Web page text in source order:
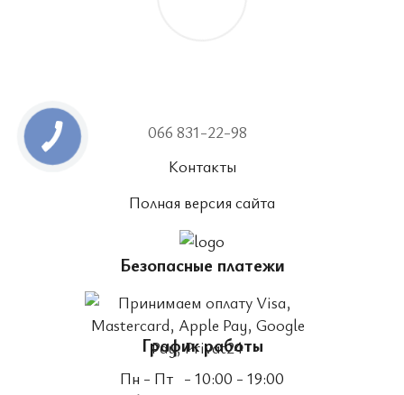
066 831-22-98
Контакты
Полная версия сайта
Безопасные платежи
График работы
Пн - Пт - 10:00 - 19:00